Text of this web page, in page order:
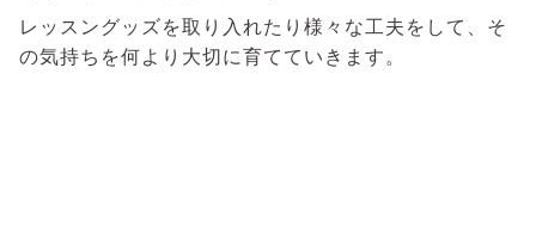
レッスングッズを取り入れたり様々な工夫をして、そ
の気持ちを何より大切に育てていきます。